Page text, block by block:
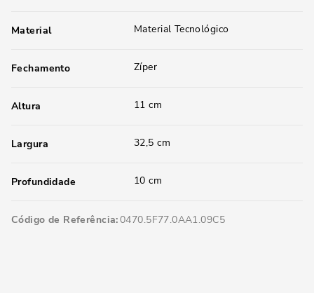
Material Material Tecnológico
Fechamento Zíper
Altura 11 cm
Largura 32,5 cm
Profundidade 10 cm
Código de Referência 0470.5F77.0AA1.09C5